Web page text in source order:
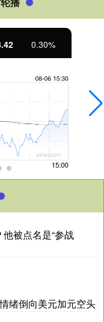
0.30%
被点名是“参战
绪倒向美元加元空头